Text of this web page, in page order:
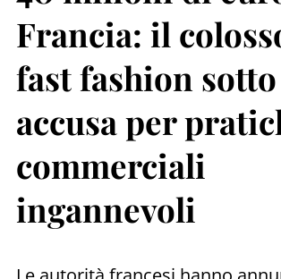
Francia: il
fast fashion sotto
accusa per
commerciali
ingannevoli